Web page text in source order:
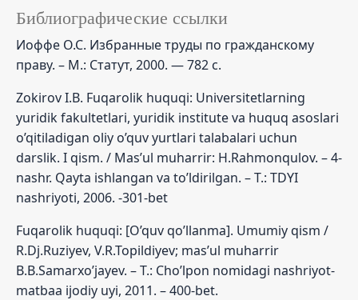
Библиографические ссылки
Иоффе О.С. Избранные труды по гражданскому
праву. – М.: Статут, 2000. — 782 с.
Zokirov I.B. Fuqarolik huquqi: Universitetlarning
yuridik fakultetlari, yuridik institute va huquq asoslari
o’qitiladigan oliy o’quv yurtlari talabalari uchun
darslik. I qism. / Mas’ul muharrir: H.Rahmonqulov. – 4-
nashr. Qayta ishlangan va to’ldirilgan. – T.: TDYI
nashriyoti, 2006. -301-bet
Fuqarolik huquqi: [O’quv qo’llanma]. Umumiy qism /
R.Dj.Ruziyev, V.R.Topildiyev; mas’ul muharrir
B.B.Samarxo’jayev. – T.: Cho’lpon nomidagi nashriyot-
matbaa ijodiy uyi, 2011. – 400-bet.